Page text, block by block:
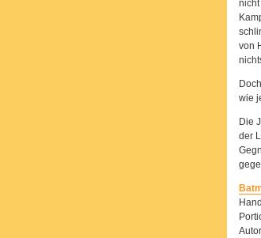
von
wie
Die
der
Autor